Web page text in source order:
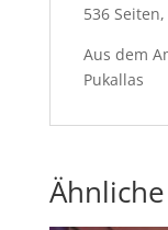
536
Aus dem
Pukallas